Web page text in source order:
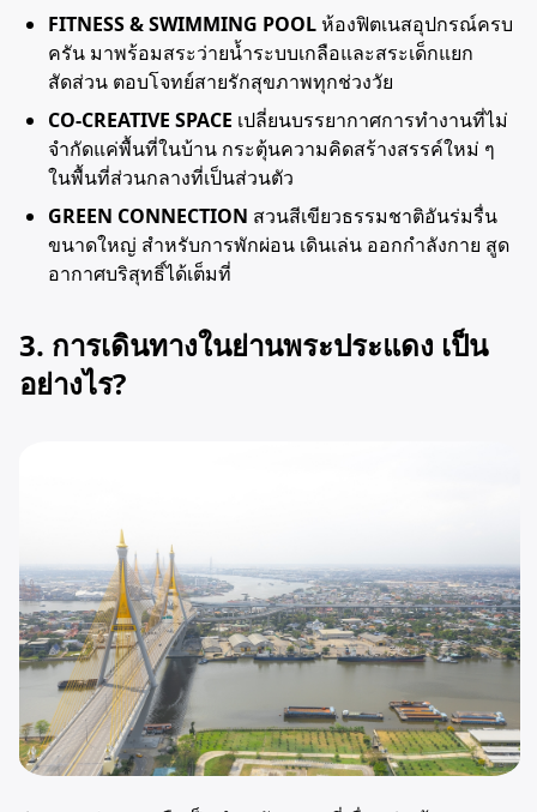
FITNESS & SWIMMING POOLห้องฟิตเนสอุปกรณ์ครบ
ครัน มาพร้อมสระว่ายน้ำระบบเกลือและสระเด็กแยก
สัดส่วน ตอบโจทย์สายรักสุขภาพทุกช่วงวัย
CO-CREATIVE SPACE เปลี่ยนบรรยากาศการทำงานที่ไม่
จำกัดแค่พื้นที่ในบ้าน กระตุ้นความคิดสร้างสรรค์ใหม่ ๆ
ในพื้นที่ส่วนกลางที่เป็นส่วนตัว
GREEN CONNECTION สวนสีเขียวธรรมชาติอันร่มรื่น
ขนาดใหญ่ สำหรับการพักผ่อน เดินเล่น ออกกำลังกาย สูด
อากาศบริสุทธิ์ได้เต็มที่
3. การเดินทางในย่านพระประแดง เป็น
อย่างไร?